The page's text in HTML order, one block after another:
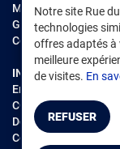
Notre site Rue
technologies
offres adaptés à
meilleure
de visites. En
REFUSER
Modes de
Garantie et retours
Contacter Rue du
INFORMATIONS
Environnement
CGV /CGU
Données personnelles
Cookies